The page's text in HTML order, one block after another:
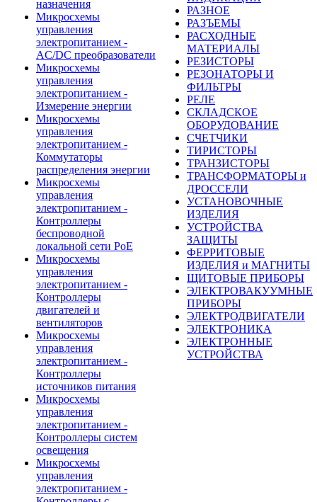
назначения
Микросхемы
управления
электропитанием -
AC/DC преобразователи
Микросхемы
управления
электропитанием -
Измерение энергии
Микросхемы
управления
электропитанием -
Коммутаторы
распределения энергии
Микросхемы
управления
электропитанием -
Контроллеры
беспроводной
локальной сети PoE
Микросхемы
управления
электропитанием -
Контроллеры
двигателей и
вентиляторов
Микросхемы
управления
электропитанием -
Контроллеры
источников питания
Микросхемы
управления
электропитанием -
Контроллеры систем
освещения
Микросхемы
управления
электропитанием -
РАЗНОЕ
РАЗЪЕМЫ
РАСХОДНЫЕ
МАТЕРИАЛЫ
РЕЗИСТОРЫ
РЕЗОНАТОРЫ И
ФИЛЬТРЫ
РЕЛЕ
СКЛАДСКОЕ
ОБОРУДОВАНИЕ
СЧЕТЧИКИ
ТИРИСТОРЫ
ТРАНЗИСТОРЫ
ТРАНСФОРМАТОРЫ и
ДРОССЕЛИ
УСТАНОВОЧНЫЕ
ИЗДЕЛИЯ
УСТРОЙСТВА
ЗАЩИТЫ
ФЕРРИТОВЫЕ
ИЗДЕЛИЯ и МАГНИТЫ
ЩИТОВЫЕ ПРИБОРЫ
ЭЛЕКТРОВАКУУМНЫЕ
ПРИБОРЫ
ЭЛЕКТРОДВИГАТЕЛИ
ЭЛЕКТРОНИКА
ЭЛЕКТРОННЫЕ
УСТРОЙСТВА